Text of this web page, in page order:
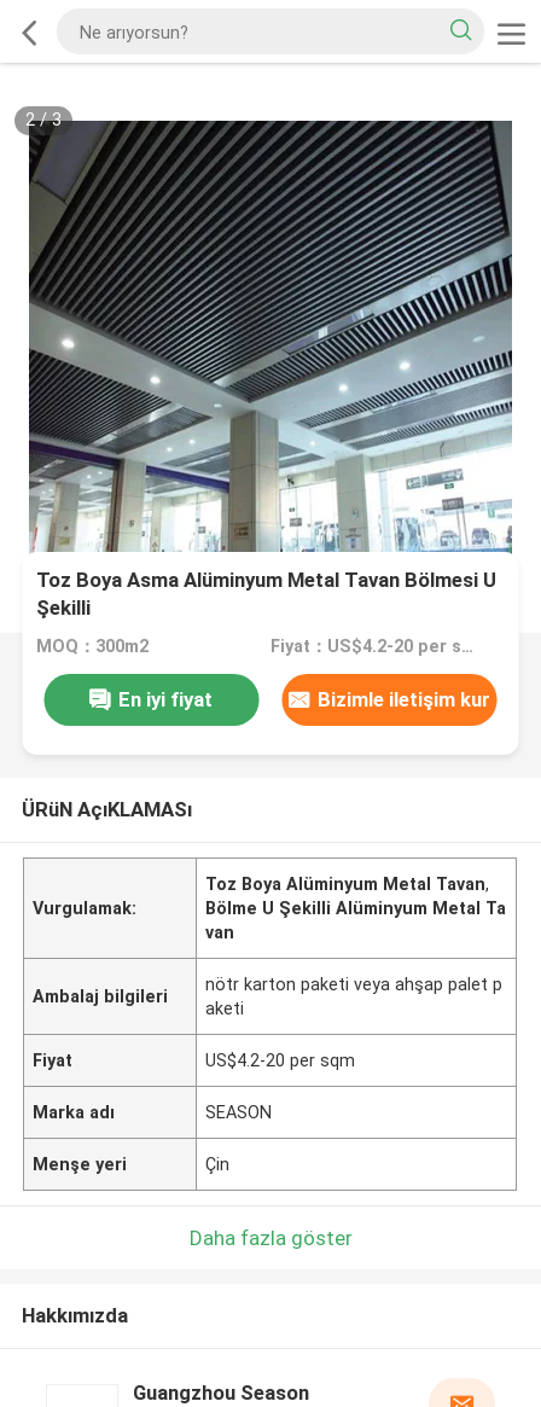
2/3
Toz Boya Asma Alüminyum Metal Tavan Bölmesi U
Şekilli
MOQ：300m2 Fiyat：US$4.2-20 per sqm
En iyi fiyat Bizimle iletişim kur
ÜRüN AçıKLAMASı
Vurgulamak:
Toz Boya Alüminyum Metal Tavan,
Bölme U Şekilli Alüminyum Metal Ta
van
Ambalaj bilgileri
nötr karton paketi veya ahşap palet p
aketi
Fiyat US$4.2-20 per sqm
Marka adı SEASON
Menşe yeri Çin
Daha fazla göster
Hakkımızda
Guangzhou Season